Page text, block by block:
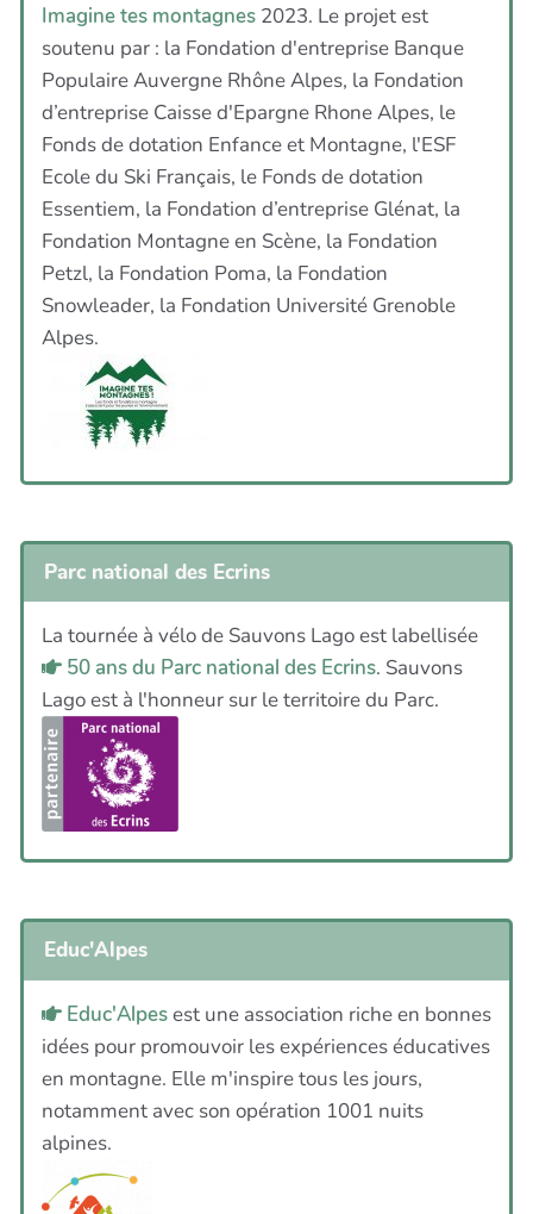
Imagine tes montagnes 2023. Le projet est
soutenu par : la Fondation d'entreprise Banque
Populaire Auvergne Rhône Alpes, la Fondation
d’entreprise Caisse d'Epargne Rhone Alpes, le
Fonds de dotation Enfance et Montagne, l'ESF
Ecole du Ski Français, le Fonds de dotation
Essentiem, la Fondation d’entreprise Glénat, la
Fondation Montagne en Scène, la Fondation
Petzl, la Fondation Poma, la Fondation
Snowleader, la Fondation Université Grenoble
Alpes.
Parc national des Ecrins
La tournée à vélo de Sauvons Lago est labellisée
50 ans du Parc national des Ecrins. Sauvons
Lago est à l'honneur sur le territoire du Parc.
Educ'Alpes
Educ'Alpesest une association riche en bonnes
idées pour promouvoir les expériences éducatives
en montagne. Elle m'inspire tous les jours,
notamment avec son opération 1001 nuits
alpines.